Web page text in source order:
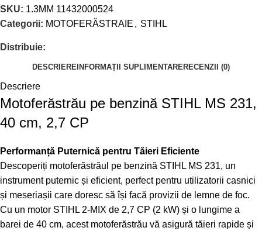
SKU: 1.3MM 11432000524
Categorii: MOTOFERĂSTRAIE , STIHL
Distribuie:
DESCRIERE INFORMAȚII SUPLIMENTARE RECENZII (0)
Descriere
Motoferăstrău pe benzină STIHL MS 231,
40 cm, 2,7 CP
Performanță Puternică pentru Tăieri Eficiente
Descoperiți motoferăstrăul pe benzină STIHL MS 231, un
instrument puternic și eficient, perfect pentru utilizatorii casnici
și meseriașii care doresc să își facă provizii de lemne de foc.
Cu un motor STIHL 2-MIX de 2,7 CP (2 kW) și o lungime a
barei de 40 cm, acest motoferăstrău vă asigură tăieri rapide și